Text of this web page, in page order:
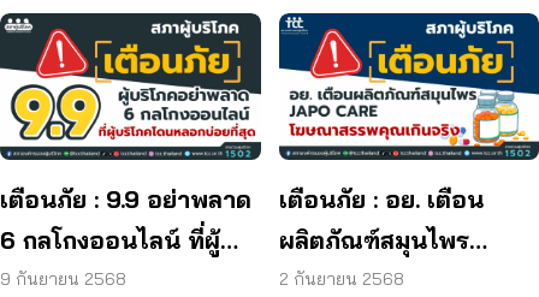
ผู้บริโภค
ยีสต์ และรา เกิน
มาตรฐานกำหนด ใน
ผลิตภัณฑ์ย้อมผม
เตือนภัย : 9.9 อย่าพลาด
6 กลโกงออนไลน์ ที่ผู้
บริโภคโดนหลอกบ่อย
9 กันยายน 2568
เตือนภัย : อย. เตือน
ผลิตภัณฑ์สมุนไพร
JAPO CARE โฆษณา
2 กันยายน 2568